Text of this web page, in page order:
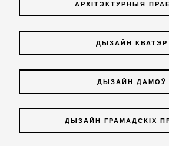
АРХІТЭКТУРНЫЯ
ДЫЗАЙН КВАТЭР
ДЫЗАЙН ДАМОЎ
ДЫЗАЙН ГРАМАДСКІХ